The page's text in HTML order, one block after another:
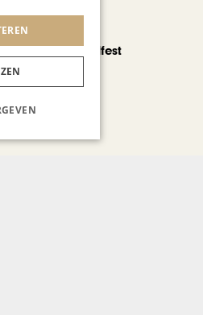
CHAPEAU TV
Noorbeek Foodfest